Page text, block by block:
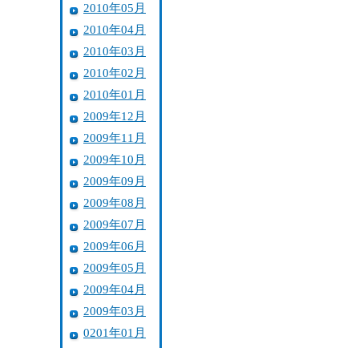
2010年05月
2010年04月
2010年03月
2010年02月
2010年01月
2009年12月
2009年11月
2009年10月
2009年09月
2009年08月
2009年07月
2009年06月
2009年05月
2009年04月
2009年03月
0201年01月